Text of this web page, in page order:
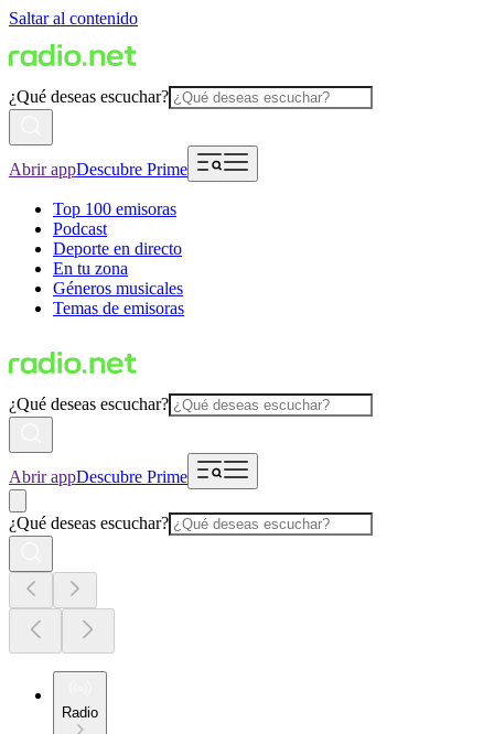
Saltar al contenido
¿Qué deseas escuchar?
Abrir appDescubre Prime
Top 100 emisoras
Podcast
Deporte en directo
En tu zona
Géneros musicales
Temas de emisoras
¿Qué deseas escuchar?
Abrir appDescubre Prime
¿Qué deseas escuchar?
Radio